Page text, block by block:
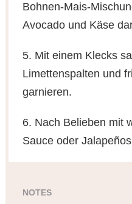
Bohnen-Mais-
Avocado und Käse
5. Mit einem Klecks
Limettenspalten und
garnieren.
6. Nach Belieben mit
Sauce oder
NOTES